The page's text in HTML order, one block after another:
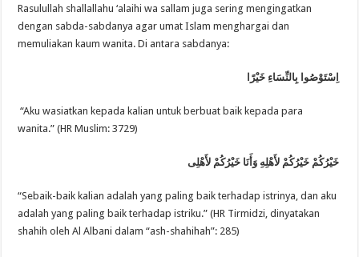
Rasulullah shallallahu ‘alaihi wa sallam juga sering mengingatkan
dengan sabda-sabdanya agar umat Islam menghargai dan
memuliakan kaum wanita. Di antara sabdanya:
اِسْتَوْصُوا بِالنِّسَاءِ خَيْرًا
“Aku wasiatkan kepada kalian untuk berbuat baik kepada para
wanita.” (HR Muslim: 3729)
خَيْرُكُمْ خَيْرُكُمْ لأَهْلِهِ وَأَنَا خَيْرُكُمْ لأَهْلِى
“Sebaik-baik kalian adalah yang paling baik terhadap istrinya, dan aku
adalah yang paling baik terhadap istriku.” (HR Tirmidzi, dinyatakan
shahih oleh Al Albani dalam “ash-shahihah”: 285)